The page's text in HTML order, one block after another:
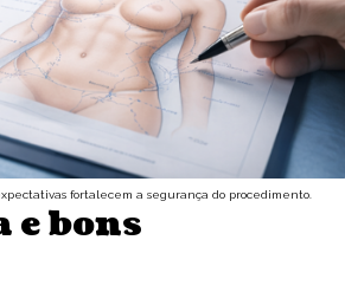
fortalecem a segurança do procedimento.
e bons